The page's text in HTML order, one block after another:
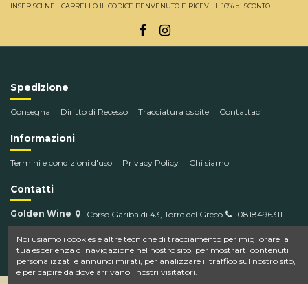
INSERISCI NEL CARRELLO IL CODICE BENVENUTO E RICEVI IL 10% di SCONTO
Spedizione
Consegna Diritto di Recesso Tracciatura ospite Contattaci
Informazioni
Termini e condizioni d'uso Privacy Policy Chi siamo
Contatti
Golden Wine Corso Garibaldi 43, Torre del Greco
0818496311
info@goldenwine.com
Noi usiamo i cookies e altre tecniche di tracciamento per migliorare la
tua esperienza di navigazione nel nostro sito, per mostrarti contenuti
personalizzati e annunci mirati, per analizzare il traffico sul nostro sito,
e per capire da dove arrivano i nostri visitatori.